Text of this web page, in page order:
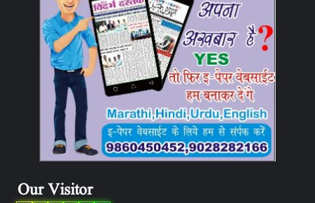
Our Visitor